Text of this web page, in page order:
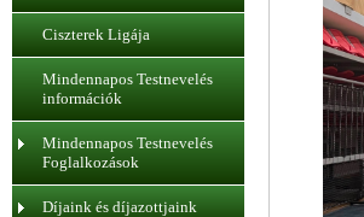
Ciszterek Ligája
Mindennapos Testnevelés
információk
Mindennapos Testnevelés
Foglalkozások
Díjaink és díjazottjaink